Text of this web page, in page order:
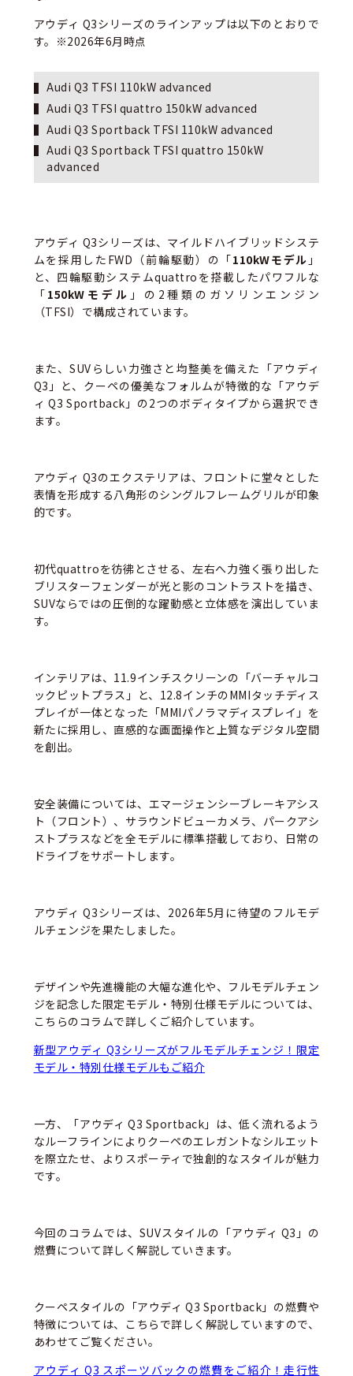
アウディ Q3シリーズのラインアップは以下のとおりで
す。※2026年6月時点
Audi Q3 TFSI 110kW advanced
Audi Q3 TFSI quattro 150kW advanced
Audi Q3 Sportback TFSI 110kW advanced
Audi Q3 Sportback TFSI quattro 150kW
advanced
アウディ Q3シリーズは、マイルドハイブリッドシステ
ムを採用したFWD（前輪駆動）の「110kWモデル 」
と、四輪駆動システムquattroを搭載したパワフルな
「 150kWモデル 」の2種類のガソリンエンジン
（TFSI）で構成されています。
また、SUVらしい力強さと均整美を備えた「アウディ
Q3」と、クーペの優美なフォルムが特徴的な「アウデ
ィ Q3 Sportback」の2つのボディタイプから選択でき
ます。
アウディ Q3のエクステリアは、フロントに堂々とした
表情を形成する八角形のシングルフレームグリルが印象
的です。
初代quattroを彷彿とさせる、左右へ力強く張り出した
ブリスターフェンダーが光と影のコントラストを描き、
SUVならではの圧倒的な躍動感と立体感を演出していま
す。
インテリアは、11.9インチスクリーンの「バーチャルコ
ックピットプラス」と、12.8インチのMMIタッチディス
プレイが一体となった「MMIパノラマディスプレイ」を
新たに採用し、直感的な画面操作と上質なデジタル空間
を創出。
安全装備については、エマージェンシーブレーキアシス
ト（フロント）、サラウンドビューカメラ、パークアシ
ストプラスなどを全モデルに標準搭載しており、 日常の
ドライブをサポート します。
アウディ Q3シリーズは、2026年5月に待望のフルモデ
ルチェンジを果たしました。
デザインや先進機能の大幅な進化や、フルモデルチェン
ジを記念した限定モデル・特別仕様モデルについては、
こちらのコラムで詳しくご紹介しています。
新型アウディ Q3シリーズがフルモデルチェンジ！限定
モデル・特別仕様モデルもご紹介
一方、「アウディ Q3 Sportback」は、低く流れるよう
なルーフラインによりクーペのエレガントなシルエット
を際立たせ、よりスポーティで独創的なスタイルが魅力
です。
今回のコラムでは、SUVスタイルの「アウディ Q3」の
燃費について詳しく解説していきます。
クーペスタイルの「アウディ Q3 Sportback」の燃費や
特徴については、こちらで詳しく解説していますので、
あわせてご覧ください。
アウディ Q3 スポーツバックの燃費をご紹介！走行性